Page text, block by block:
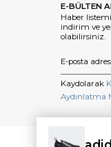
E-BÜLTEN
Haber
indirim ve
olabilirsiniz.
Kaydolarak
Aydınlatma